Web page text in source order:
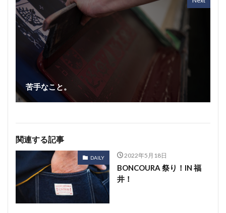
苦手なこと。
関連する記事
DAILY 2022年5月18日
BONCOURA 祭り！IN 福
井！